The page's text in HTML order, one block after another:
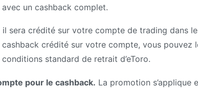
un cashback complet.
il sera crédité sur votre compte de trading dans
crédité sur votre compte, vous pouvez
standard de retrait d’eToro.
pour le cashback. La promotion s’applique